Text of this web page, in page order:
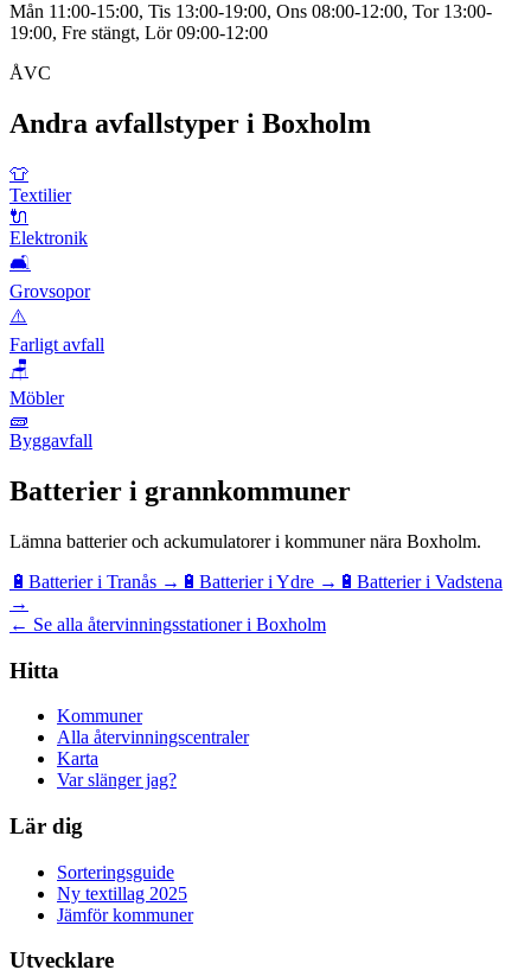
Mån 11:00-15:00, Tis 13:00-19:00, Ons 08:00-12:00, Tor 13:00-
19:00, Fre stängt, Lör 09:00-12:00
ÅVC
Andra avfallstyper i Boxholm
👕
Textilier
🔌
Elektronik
🛋️
Grovsopor
⚠️
Farligt avfall
🪑
Möbler
🧱
Byggavfall
Batterier i grannkommuner
Lämna batterier och ackumulatoreri kommuner nära Boxholm.
🔋 Batterieri Tranås → 🔋 Batterieri Ydre → 🔋 Batterieri Vadstena
→
← Se alla återvinningsstationer i Boxholm
Hitta
Kommuner
Alla återvinningscentraler
Karta
Var slänger jag?
Lär dig
Sorteringsguide
Ny textillag 2025
Jämför kommuner
Utvecklare